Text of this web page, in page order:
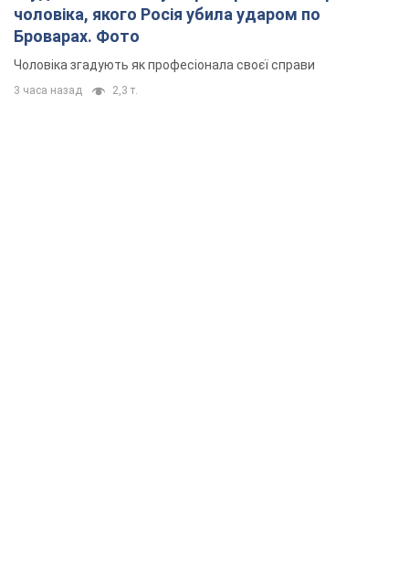
чоловіка, якого Росія убила ударом по
Броварах. Фото
Чоловіка згадують як професіонала своєї справи
3 часа назад 2,3 т.